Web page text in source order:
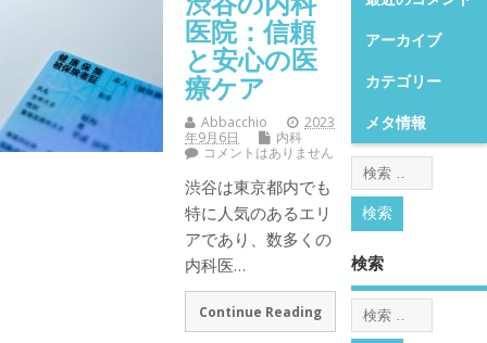
医院：信頼
と安心の医
療ケア
Abbacchio
2023
年9月6日
内科
コメントはありません
渋谷は東京都内でも
特に人気のあるエリ
アであり、数多くの
内科医…
Continue Reading
アーカイブ
カテゴリー
メタ情報
検索